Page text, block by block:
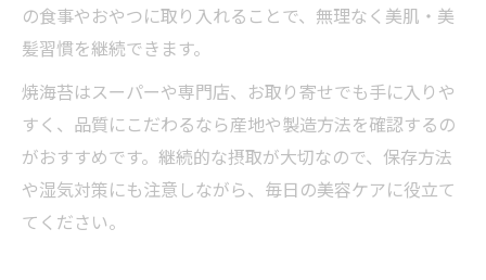
の食事やおやつに取り入れることで、無理なく美肌・美
髪習慣を継続できます。
焼海苔はスーパーや専門店、お取り寄せでも手に入りや
すく、品質にこだわるなら産地や製造方法を確認するの
がおすすめです。継続的な摂取が大切なので、保存方法
や湿気対策にも注意しながら、毎日の美容ケアに役立て
てください。